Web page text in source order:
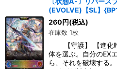
(EVOLVE)【SL】
260円(税込)
在庫数 1枚
【守護】 【進化時
体を選ぶ。自分のEX
ら、それを破壊する